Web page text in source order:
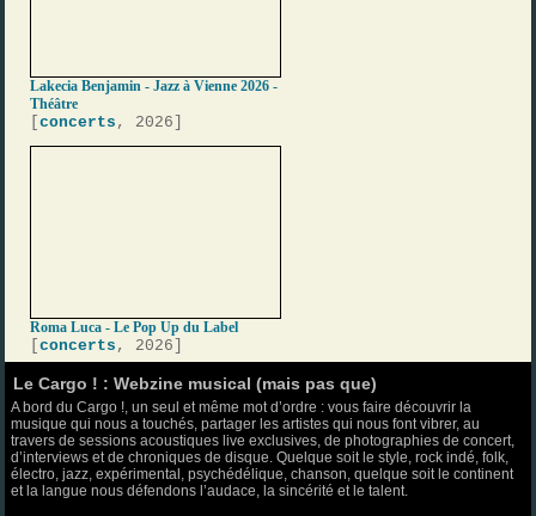
Lakecia Benjamin - Jazz à Vienne 2026 -
Théâtre
[concerts , 2026]
Roma Luca - Le Pop Up du Label
[concerts , 2026]
Le Cargo ! : Webzine musical (mais pas que)
A bord du Cargo !, un seul et même mot d’ordre : vous faire découvrir la
musique qui nous a touchés, partager les artistes qui nous font vibrer, au
travers de sessions acoustiques live exclusives, de photographies de concert,
d’interviews et de chroniques de disque. Quelque soit le style, rock indé, folk,
électro, jazz, expérimental, psychédélique, chanson, quelque soit le continent
et la langue nous défendons l’audace, la sincérité et le talent.